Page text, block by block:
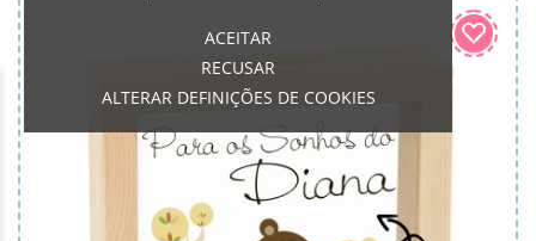
ACEITAR
RECUSAR
ALTERAR DEFINIÇÕES DE COOKIES